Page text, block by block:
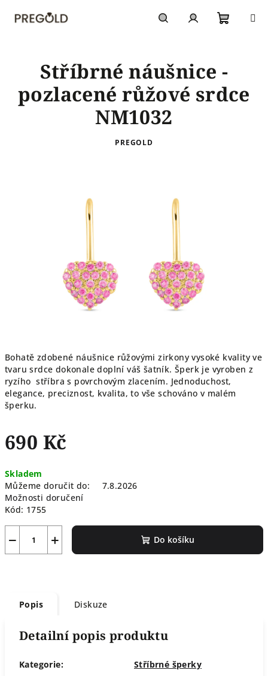
košík
Bohatě zdobené náušnice růžovými zirkony vysoké kvality ve
tvaru srdce dokonale doplní váš šatník. Šperk je vyroben z
ryzího stříbra s povrchovým zlacením. Jednoduchost,
elegance, preciznost, kvalita, to vše schováno v malém
šperku.
690 Kč
cena:
Skladem
Můžeme doručit do:
7.8.2026
Možnosti doručení
Kód: 1755
+
− Do košíku
Stříbrné náušnice -
pozlacené růžové srdce
NM1032
PREGOLD
Popis Diskuze
Detailní popis produktu
Kategorie:
Stříbrné šperky